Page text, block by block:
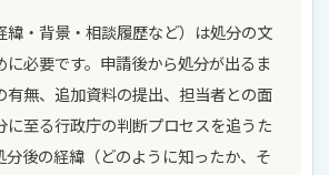
緯・背景・相談履歴など）は処分の文
に必要です。申請後から処分が出るま
有無、追加資料の提出、担当者との面
に至る行政庁の判断プロセスを追うた
分後の経緯（どのように知ったか、そ